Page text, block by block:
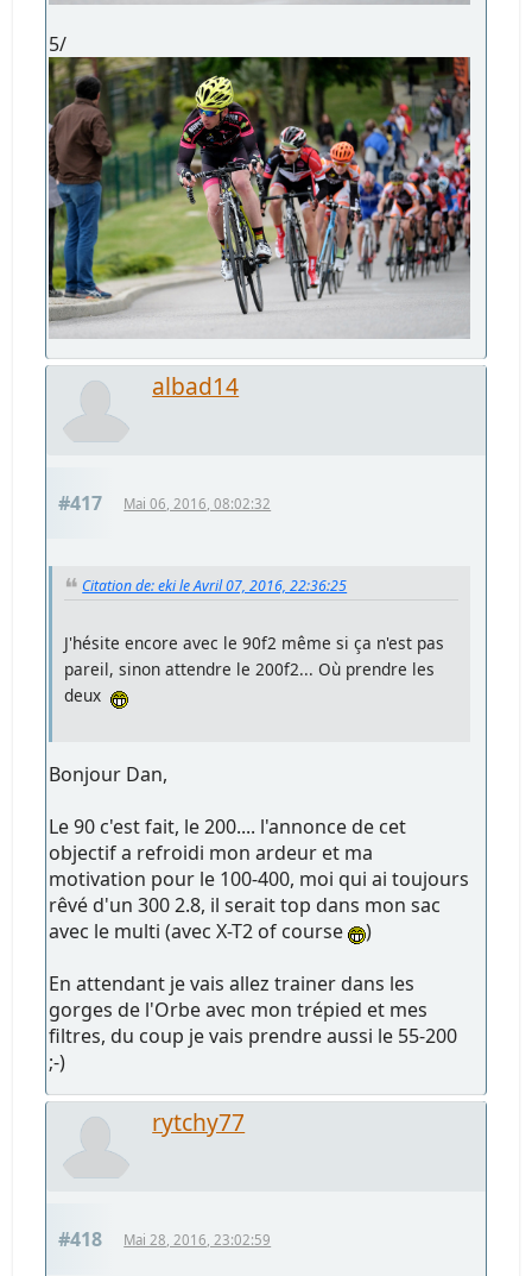
5/
albad14
#417 Mai 06, 2016, 08:02:32
Citation de: eki le Avril 07, 2016, 22:36:25
J'hésite encore avec le 90f2 même si ça n'est pas
pareil, sinon attendre le 200f2... Où prendre les
deux
Bonjour Dan,
Le 90 c'est fait, le 200.... l'annonce de cet
objectif a refroidi mon ardeur et ma
motivation pour le 100-400, moi qui ai toujours
rêvé d'un 300 2.8, il serait top dans mon sac
avec le multi (avec X-T2 of course
)
En attendant je vais allez trainer dans les
gorges de l'Orbe avec mon trépied et mes
filtres, du coup je vais prendre aussi le 55-200
;-)
rytchy77
#418 Mai 28, 2016, 23:02:59